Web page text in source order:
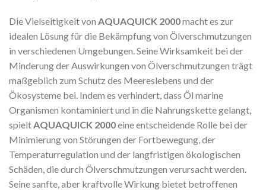
Die Vielseitigkeit von AQUAQUICK 2000macht es zur
idealen Lösung für die Bekämpfung von Ölverschmutzungen
in verschiedenen Umgebungen. Seine Wirksamkeit bei der
Minderung der Auswirkungen von Ölverschmutzungen trägt
maßgeblich zum Schutz des Meereslebens und der
Ökosysteme bei. Indem es verhindert, dass Öl marine
Organismen kontaminiert und in die Nahrungskette gelangt,
spielt AQUAQUICK 2000eine entscheidende Rolle bei der
Minimierung von Störungen der Fortbewegung, der
Temperaturregulation und der langfristigen ökologischen
Schäden, die durch Ölverschmutzungen verursacht werden.
Seine sanfte, aber kraftvolle Wirkung bietet betroffenen